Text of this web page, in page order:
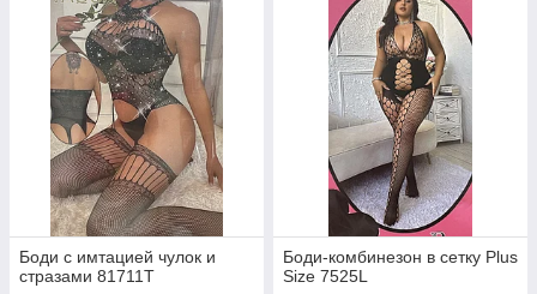
Боди с имтацией чулок и
стразами 81711T
Боди-комбинезон в сетку Plus
Size 7525L